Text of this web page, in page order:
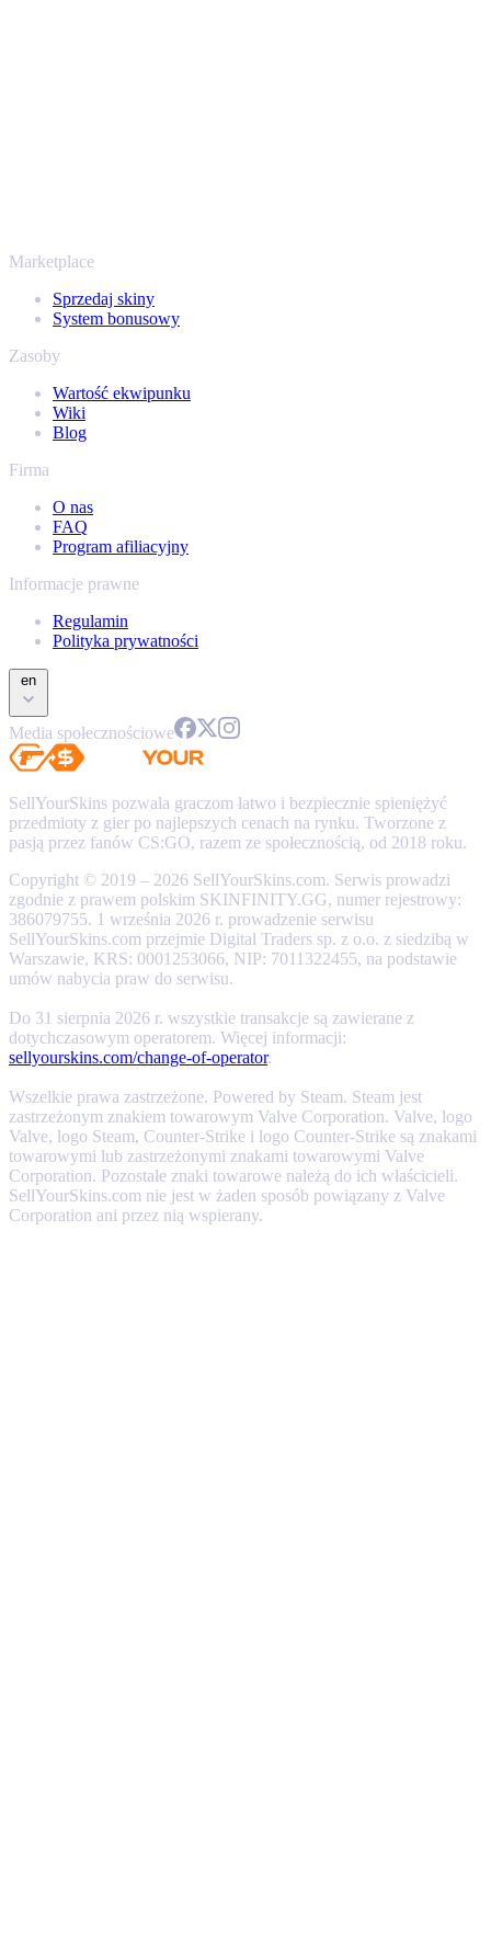
Marketplace
Sprzedaj skiny
System bonusowy
Zasoby
Wartość ekwipunku
Wiki
Blog
Firma
O nas
FAQ
Program afiliacyjny
Informacje prawne
Regulamin
Polityka prywatności
en
Media społecznościowe
SellYourSkins pozwala graczom łatwo i bezpiecznie spieniężyć
przedmioty z gier po najlepszych cenach na rynku. Tworzone z
pasją przez fanów CS:GO, razem ze społecznością, od 2018 roku.
Copyright © 2019 – 2026 SellYourSkins.com. Serwis prowadzi
zgodnie z prawem polskim SKINFINITY.GG, numer rejestrowy:
386079755. 1 września 2026 r. prowadzenie serwisu
SellYourSkins.com przejmie Digital Traders sp. z o.o. z siedzibą w
Warszawie, KRS: 0001253066, NIP: 7011322455, na podstawie
umów nabycia praw do serwisu.
Do 31 sierpnia 2026 r. wszystkie transakcje są zawierane z
dotychczasowym operatorem. Więcej informacji:
sellyourskins.com/change-of-operator.
Wszelkie prawa zastrzeżone. Powered by Steam. Steam jest
zastrzeżonym znakiem towarowym Valve Corporation. Valve, logo
Valve, logo Steam, Counter-Strike i logo Counter-Strike są znakami
towarowymi lub zastrzeżonymi znakami towarowymi Valve
Corporation. Pozostałe znaki towarowe należą do ich właścicieli.
SellYourSkins.com nie jest w żaden sposób powiązany z Valve
Corporation ani przez nią wspierany.